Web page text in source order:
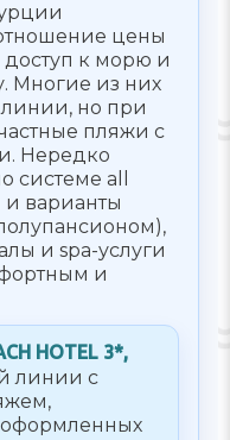
цены
доступ к морю и
Многие из них
но при
пляжи с
Нередко
системе all
и варианты
и spa-услуги
и
HOTEL 3*,
линии с